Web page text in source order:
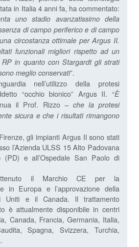
in Italia 4 anni fa, ha commentato:
uno stadio avanzatissimo della
di campo periferico e di campo
circostanza ottimale per Argus II.
funzionali migliori rispetto ad un
in quanto con Stargardt gli strati
meglio conservati”.
nell’utilizzo della protesi
“occhio bionico” Argus II. “È
il Prof. Rizzo– che la protesi
sicura e che i risultati rimangono
gli impianti Argus II sono stati
l’Azienda ULSS 15 Alto Padovana
(PD) e all’Ospedale San Paolo di
il Marchio CE per la
in Europa e l’approvazione della
Uniti e il Canada. Il trattamento
è attualmente disponibile in centri
Canada, Francia, Germania, Italia,
Spagna, Svizzera, Turchia,